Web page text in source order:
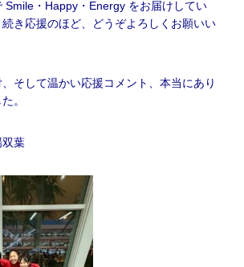
Smile・Happy・Energy をお届けしてい
き応援のほど、どうぞよろしくお願いい
そして温かい応援コメント、本当にあり
。
双葉